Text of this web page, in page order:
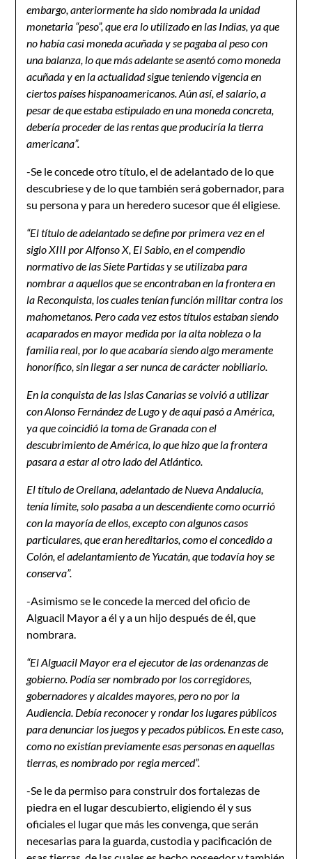
embargo, anteriormente ha sido nombrada la unidad
monetaria “peso”, que era lo utilizado en las Indias, ya que
no había casi moneda acuñada y se pagaba al peso con
una balanza, lo que más adelante se asentó como moneda
acuñada y en la actualidad sigue teniendo vigencia en
ciertos países hispanoamericanos. Aún así, el salario, a
pesar de que estaba estipulado en una moneda concreta,
debería proceder de las rentas que produciría la tierra
americana”.
-Se le concede otro título, el de adelantado de lo que
descubriese y de lo que también será gobernador, para
su persona y para un heredero sucesor que él eligiese.
“El título de adelantado se define por primera vez en el
siglo XIII por Alfonso X, El Sabio, en el compendio
normativo de las Siete Partidas y se utilizaba para
nombrar a aquellos que se encontraban en la frontera en
la Reconquista, los cuales tenían función militar contra los
mahometanos. Pero cada vez estos títulos estaban siendo
acaparados en mayor medida por la alta nobleza o la
familia real, por lo que acabaría siendo algo meramente
honorífico, sin llegar a ser nunca de carácter nobiliario.
En la conquista de las Islas Canarias se volvió a utilizar
con Alonso Fernández de Lugo y de aquí pasó a América,
ya que coincidió la toma de Granada con el
descubrimiento de América, lo que hizo que la frontera
pasara a estar al otro lado del Atlántico.
El título de Orellana, adelantado de Nueva Andalucía,
tenía límite, solo pasaba a un descendiente como ocurrió
con la mayoría de ellos, excepto con algunos casos
particulares, que eran hereditarios, como el concedido a
Colón, el adelantamiento de Yucatán, que todavía hoy se
conserva”.
-Asimismo se le concede la merced del oficio de
Alguacil Mayor a él y a un hijo después de él, que
nombrara.
“El Alguacil Mayor era el ejecutor de las ordenanzas de
gobierno. Podía ser nombrado por los corregidores,
gobernadores y alcaldes mayores, pero no por la
Audiencia. Debía reconocer y rondar los lugares públicos
para denunciar los juegos y pecados públicos. En este caso,
como no existían previamente esas personas en aquellas
tierras, es nombrado por regia merced”.
-Se le da permiso para construir dos fortalezas de
piedra en el lugar descubierto, eligiendo él y sus
oficiales el lugar que más les convenga, que serán
necesarias para la guarda, custodia y pacificación de